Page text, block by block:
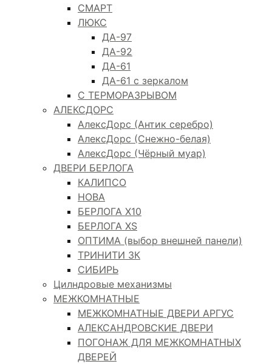
СМАРТ
ЛЮКС
ДА-97
ДА-92
ДА-61
ДА-61 с зеркалом
С ТЕРМОРАЗРЫВОМ
АЛЕКСДОРС
АлексДорс (Антик серебро)
АлексДорс (Снежно-белая)
АлексДорс (Чёрный муар)
ДВЕРИ БЕРЛОГА
КАЛИПСО
НОВА
БЕРЛОГА Х10
БЕРЛОГА XS
ОПТИМА (выбор внешней панели)
ТРИНИТИ 3К
СИБИРЬ
Цилндровые механизмы
МЕЖКОМНАТНЫЕ
МЕЖКОМНАТНЫЕ ДВЕРИ АРГУС
АЛЕКСАНДРОВСКИЕ ДВЕРИ
ПОГОНАЖ ДЛЯ МЕЖКОМНАТНЫХ
ДВЕРЕЙ